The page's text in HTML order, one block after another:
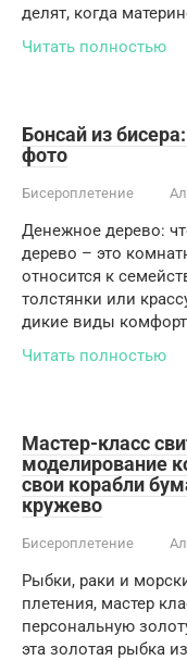
делят, когда
Читать полностью
Бонсай из
фото
Бисероплетение
Денежное дерево:
дерево – это
относится к
толстянки или
дикие виды
Читать полностью
Мастер-класс
моделирование
свои корабли
кружево
Бисероплетение
Рыбки, раки и
плетения, мастер
персональную
эта золотая рыбка из